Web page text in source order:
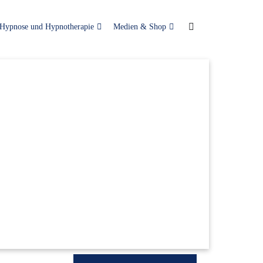
Hypnose und Hypnotherapie Medien & Shop